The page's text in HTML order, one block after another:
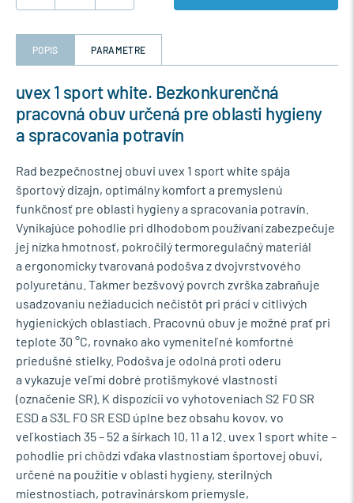
POPIS PARAMETRE
uvex 1 sport white. Bezkonkurenčná
pracovná obuv určená pre oblasti hygieny
a spracovania potravín
Rad bezpečnostnej obuvi uvex 1 sport white spája
športový dizajn, optimálny komfort a premyslenú
funkčnosť pre oblasti hygieny a spracovania potravín.
Vynikajúce pohodlie pri dlhodobom používaní zabezpečuje
jej nízka hmotnosť, pokročilý termoregulačný materiál
a ergonomicky tvarovaná podošva z dvojvrstvového
polyuretánu. Takmer bezšvový povrch zvrška zabraňuje
usadzovaniu nežiaducich nečistôt pri práci v citlivých
hygienických oblastiach. Pracovnú obuv je možné prať pri
teplote 30 °C, rovnako ako vymeniteľné komfortné
priedušné stielky. Podošva je odolná proti oderu
a vykazuje veľmi dobré protišmykové vlastnosti
(označenie SR). K dispozícii vo vyhotoveniach S2 FO SR
ESD a S3L FO SR ESD úplne bez obsahu kovov, vo
veľkostiach 35 – 52 a šírkach 10, 11 a 12. uvex 1 sport white –
pohodlie pri chôdzi vďaka vlastnostiam športovej obuvi,
určené na použitie v oblasti hygieny, sterilných
miestnostiach, potravinárskom priemysle,